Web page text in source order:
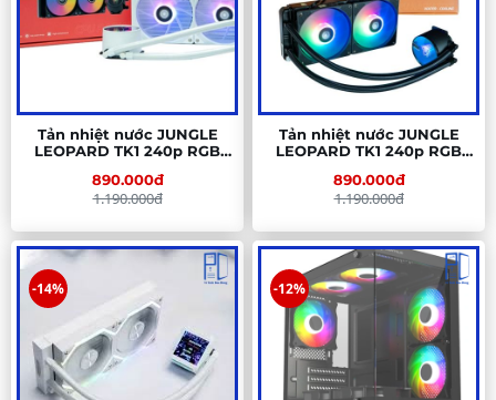
Tản nhiệt nước JUNGLE
LEOPARD TK1 240p RGB
890.000đ
1.190.000đ
Tản nhiệt nước JUNGLE
LEOPARD TK1 240p RGB
890.000đ
1.190.000đ
-14% -12%